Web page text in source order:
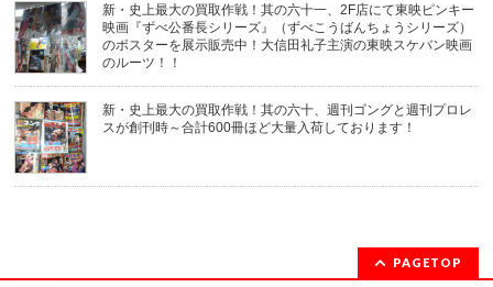
新・史上最大の買取作戦！其の六十一、2F店にて東映ピンキー
映画『ずべ公番長シリーズ』（ずべこうばんちょうシリーズ）
のポスターを展示販売中！大信田礼子主演の東映スケバン映画
のルーツ！！
新・史上最大の買取作戦！其の六十、週刊ゴングと週刊プロレ
スが創刊時～合計600冊ほど大量入荷しております！
PAGETOP